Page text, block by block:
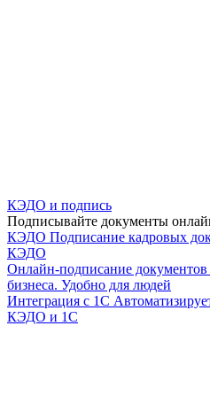
КЭДО и подпись
Подписывайте документы
КЭДО Подписание кадровых
КЭДО
Онлайн-подписание
бизнеса. Удобно для людей
Интеграция с 1С
КЭДО и 1С